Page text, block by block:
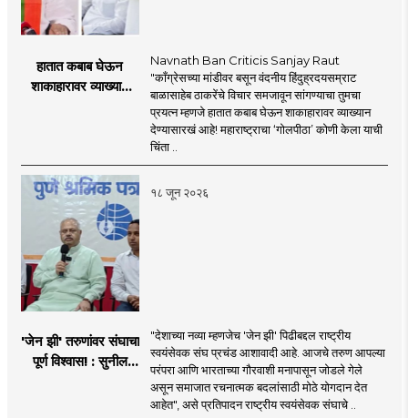
हातात कबाब घेऊन
शाकाहारावर व्याख्यान
Navnath Ban Criticis Sanjay Raut
"काँग्रेसच्या मांडीवर बसून वंदनीय हिंदुह्रदयसम्राट
बाळासाहेब ठाकरेंचे विचार समजावून सांगण्याचा तुमचा
प्रयत्न म्हणजे हातात कबाब घेऊन शाकाहारावर व्याख्यान
देण्यासारखं आहे! महाराष्ट्राचा ‘गोलपीठा’ कोणी केला याची
चिंता ..
१८ जून २०२६
'जेन झी' तरुणांवर संघाचा
पूर्ण विश्वास! : सुनील
"देशाच्या नव्या म्हणजेच 'जेन झी' पिढीबद्दल राष्ट्रीय
स्वयंसेवक संघ प्रचंड आशावादी आहे. आजचे तरुण आपल्या
परंपरा आणि भारताच्या गौरवाशी मनापासून जोडले गेले
असून समाजात रचनात्मक बदलांसाठी मोठे योगदान देत
आहेत", असे प्रतिपादन राष्ट्रीय स्वयंसेवक संघाचे ..